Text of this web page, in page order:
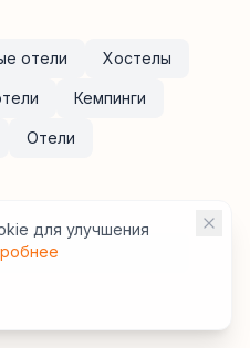
отели Хостелы
Кемпинги
Отели
с ж/д вокзалом
для улучшения